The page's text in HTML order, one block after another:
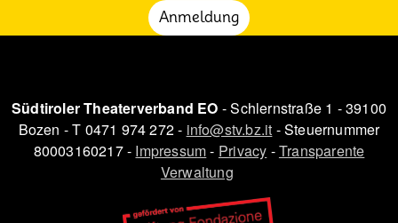
Anmeldung
Südtiroler Theaterverband EO - Schlernstraße 1 - 39100
Bozen - T 0471 974 272 - info@stv.bz.it - Steuernummer
80003160217 - Impressum- Privacy -Transparente
Verwaltung